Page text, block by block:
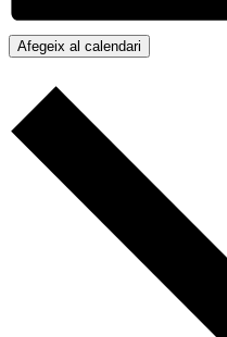
Afegeix al calendari